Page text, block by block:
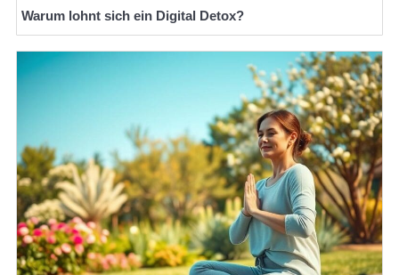
Warum lohnt sich ein Digital Detox?